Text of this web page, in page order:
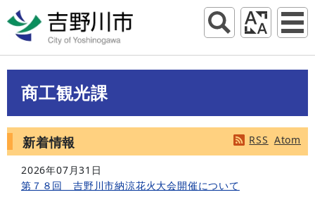
商工観光課
RSS Atom
新着情報
2026年07月31日
第７８回 吉野川市納涼花火大会開催について